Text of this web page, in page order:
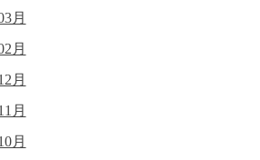
月
月
月
月
月